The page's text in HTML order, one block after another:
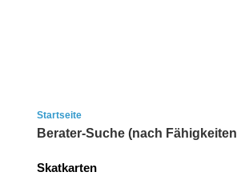
Startseite
Berater-Suche (nach
Skatkarten